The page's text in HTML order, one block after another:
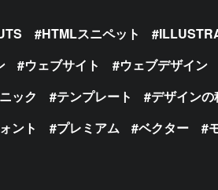
HTMLスニペット
ウェブサイト ウェブデザイン
ック テンプレート デザインの
ント プレミアム ベクター